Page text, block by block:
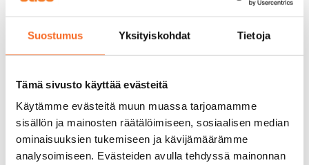
Suostumus Yksityiskohdat Tietoja
Tämä sivusto käyttää evästeitä
Käytämme evästeitä muun muassa tarjoamamme
sisällön ja mainosten räätälöimiseen, sosiaalisen median
ominaisuuksien tukemiseen ja kävijämäärämme
analysoimiseen. Evästeiden avulla tehdyssä mainonnan
0 €, (yrityksille min. 1 kk vuokra)
Kotivakuutus
Pakollinen, ei sisälly vuokraan
Vesimaksu
27 €/hlö/kk
Sähkömaksu
Vuokralainen solmii itse sähkösopimuksen.